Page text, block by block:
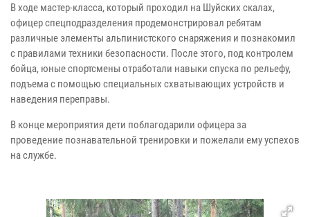
В ходе мастер-класса, который проходил на Шуйских скалах,
офицер спецподразделения продемонстрировал ребятам
различные элементы альпинистского снаряжения и познакомил
с правилами техники безопасности. После этого, под контролем
бойца, юные спортсмены отработали навыки спуска по рельефу,
подъема с помощью специальных схватывающих устройств и
наведения переправы.
В конце мероприятия дети поблагодарили офицера за
проведение познавательной тренировки и пожелали ему успехов
на службе.